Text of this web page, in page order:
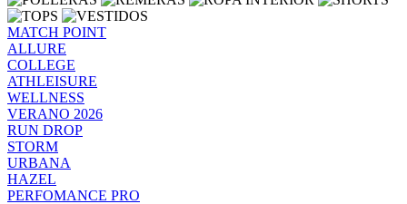
MATCH POINT
ALLURE
COLLEGE
ATHLEISURE
WELLNESS
VERANO 2026
RUN DROP
STORM
URBANA
HAZEL
PERFOMANCE PRO